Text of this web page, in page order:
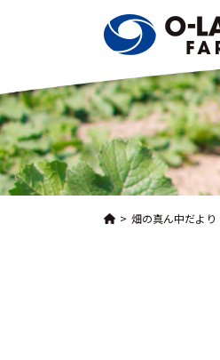
畑の真ん中だより